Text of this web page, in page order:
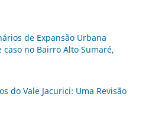
de Expansão Urbana
no Bairro Alto Sumaré,
do Vale Jacurici: Uma Revisão